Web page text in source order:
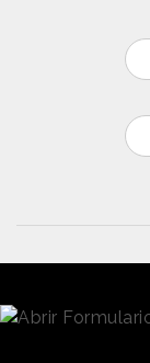
Dirección: